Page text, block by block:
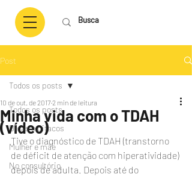
Post
Todos os posts
Dicas e pitacos
Mulher e mãe
No consultório
Todos os posts
Minha vida com o TDAH
(vídeo)
10 de out. de 20172 min de leitura
Tive o diagnóstico de TDAH (transtorno
de déficit de atenção com hiperatividade)
depois de adulta. Depois até do